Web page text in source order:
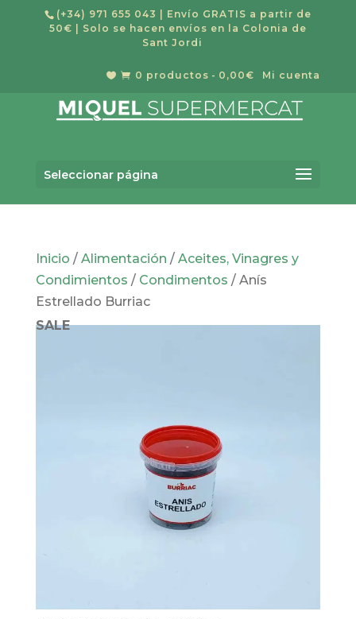
(+34) 971 655 043
| Envío GRATIS a partir de
50€ | Solo se hacen envíos en la Colonia de
Sant Jordi
Mi cuenta
  0 productos 0,00€
Seleccionar página
Inicio / Alimentación / Aceites, Vinagres y
Condimientos / Condimentos / Anís
Estrellado Burriac
SALE